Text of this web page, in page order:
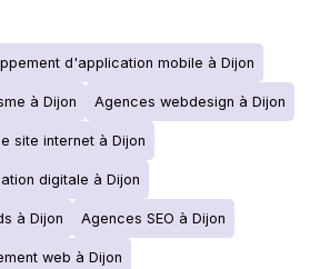
d'application mobile à Dijon
à Dijon Agences webdesign à Dijon
site internet à Dijon
digitale à Dijon
à Dijon Agences SEO à Dijon
web à Dijon